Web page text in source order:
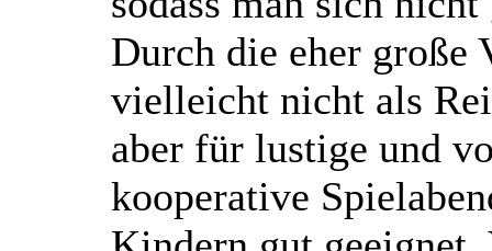
Durch die eher große
vielleicht nicht als
aber für lustige und
kooperative